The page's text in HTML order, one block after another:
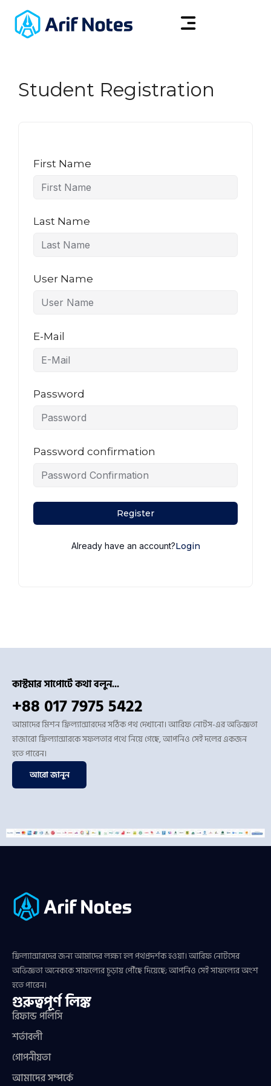
Student Registration
First Name
Last Name
User Name
E-Mail
Password
Password confirmation
Register
Already have an account?Login
কাস্টমার সাপোর্টে কথা বলুন...
+88 017 7975 5422
আমাদের মিশন ফ্রিল্যান্সারদের সঠিক পথ দেখানো। আরিফ নোটস-এর অভিজ্ঞতা
হাজারো ফ্রিল্যান্সারকে সফলতার পথে নিয়ে গেছে, আপনিও সেই দলের একজন
হতে পারেন।
আরো জানুন
ফ্রিল্যান্সারদের জন্য আমাদের লক্ষ্য হল পথপ্রদর্শক হওয়া। আরিফ নোটসের
অভিজ্ঞতা অনেককে সাফল্যের চূড়ায় পৌঁছে দিয়েছে; আপনিও সেই সাফল্যের অংশ
হতে পারেন।
গুরুত্বপূর্ণ লিঙ্ক
রিফান্ড পলিসি
শর্তাবলী
গোপনীয়তা
আমাদের সম্পর্কে